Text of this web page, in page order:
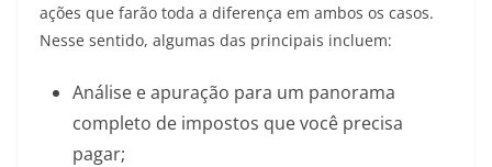
ações que farão toda a diferença em ambos os casos.
Nesse sentido, algumas das principais incluem:
Análise e apuração para um panorama
completo de impostos que você precisa
pagar;